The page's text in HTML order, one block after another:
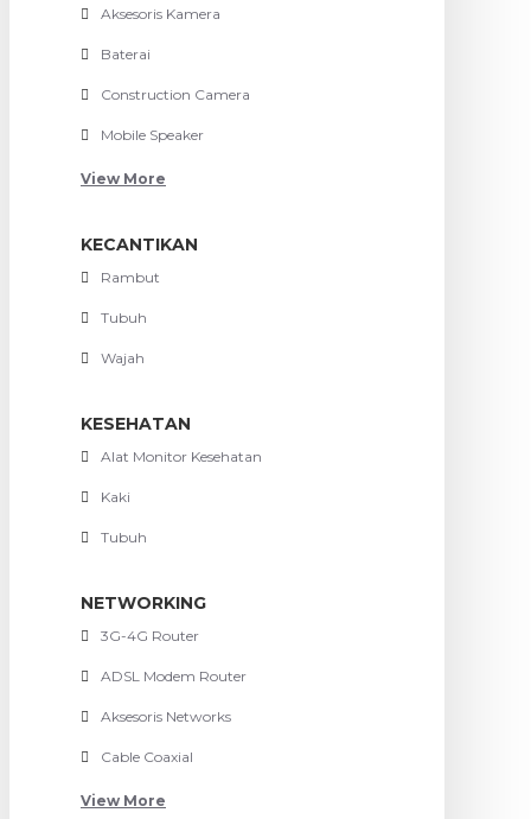
Aksesoris Kamera
Baterai
Construction Camera
Mobile Speaker
View More
KECANTIKAN
Rambut
Tubuh
Wajah
KESEHATAN
Alat Monitor Kesehatan
Kaki
Tubuh
NETWORKING
3G-4G Router
ADSL Modem Router
Aksesoris Networks
Cable Coaxial
View More